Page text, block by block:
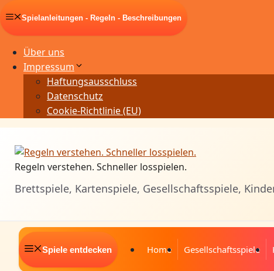
Inhalt
springen
Spielanleitungen - Regeln - Beschreibungen
Über uns
Impressum
Haftungsausschluss
Datenschutz
Cookie-Richtlinie (EU)
Regeln verstehen. Schneller losspielen.
Brettspiele, Kartenspiele, Gesellschaftsspiele,
Spiele entdecken Home Gesellschaftsspiele